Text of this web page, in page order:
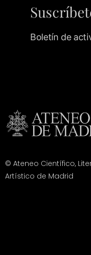
Boletín de
© Ateneo Científico,
Artístico de Madrid